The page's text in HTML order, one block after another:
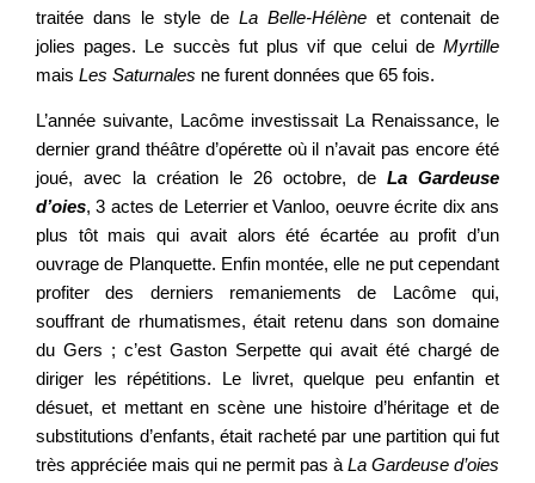
traitée dans le style de La Belle-Hélène et contenait de
jolies pages. Le succès fut plus vif que celui de Myrtille
mais Les Saturnales ne furent données que 65 fois.
L’année suivante, Lacôme investissait La Renaissance, le
dernier grand théâtre d’opérette où il n’avait pas encore été
joué, avec la création le 26 octobre, de La Gardeuse
d’oies, 3 actes de Leterrier et Vanloo, oeuvre écrite dix ans
plus tôt mais qui avait alors été écartée au profit d’un
ouvrage de Planquette. Enfin montée, elle ne put cependant
profiter des derniers remaniements de Lacôme qui,
souffrant de rhumatismes, était retenu dans son domaine
du Gers ; c’est Gaston Serpette qui avait été chargé de
diriger les répétitions. Le livret, quelque peu enfantin et
désuet, et mettant en scène une histoire d’héritage et de
substitutions d’enfants, était racheté par une partition qui fut
très appréciée mais qui ne permit pas à La Gardeuse d’oies